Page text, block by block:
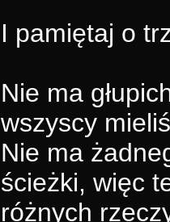
I pamiętaj o
Nie ma
wszyscy
Nie ma
ścieżki, więc
różnych